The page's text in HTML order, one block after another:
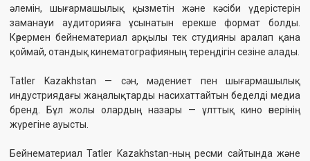
Саранск қаласындағы Визуалды
өнер орталығында 7–9 мамыр
аралығында II Халықаралық
әскери және патриоттық
«Естелік және Жеңіс»
28.05.2026 ТОЛЫҒЫРАҚ 23.05.2026
Қазақфильм қызметкерлеріне
Мемлекет басшысының
атынан екі бөлмелі пәтерлер
табыс етілді.
ТОЛЫҒЫРАҚ